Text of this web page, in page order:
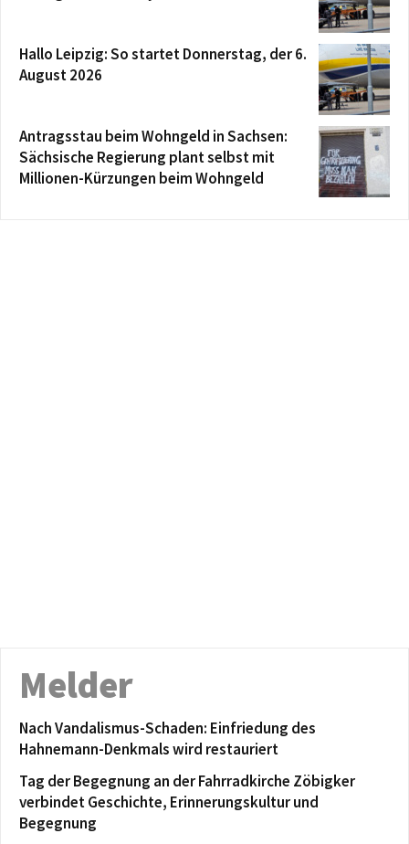
Hallo Leipzig: So startet Donnerstag, der 6.
August 2026
Antragsstau beim Wohngeld in Sachsen:
Sächsische Regierung plant selbst mit
Millionen-Kürzungen beim Wohngeld
Melder
Nach Vandalismus-Schaden: Einfriedung des
Hahnemann-Denkmals wird restauriert
Tag der Begegnung an der Fahrradkirche Zöbigker
verbindet Geschichte, Erinnerungskultur und
Begegnung